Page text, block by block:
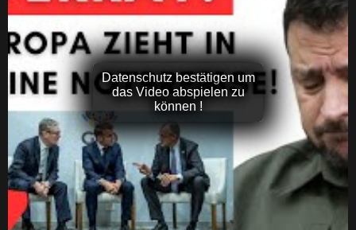
Datenschutz bestätigen um
das Video abspielen zu
können !